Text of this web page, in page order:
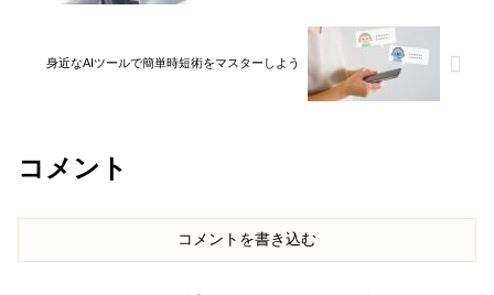
身近なAIツールで簡単時短術をマスターしよう
コメント
コメントを書き込む